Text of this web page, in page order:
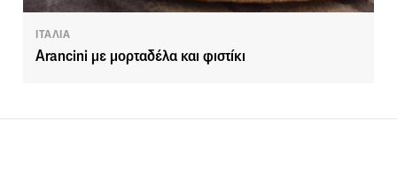
ΙΤΑΛΙΑ
Arancini με μορταδέλα και φιστίκι